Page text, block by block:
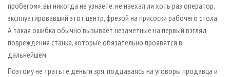
пробегом», вы никогда не узнаете, не наехал ли хоть раз оператор,
эксплуатировавший этот центр, фрезой на присоски рабочего стола.
А такая ошибка обычно вызывает незаметные на первый взгляд
повреждения станка, которые обязательно проявятся в
дальнейшем.
Поэтому не тратьте деньги зря, поддаваясь на уговоры продавца и